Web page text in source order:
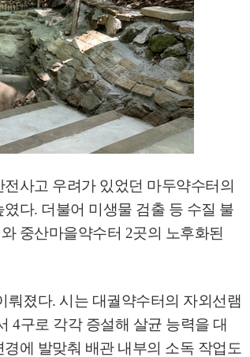
사고 우려가 있었던 마두약수터의
였다. 더불어 미생물 검출 등 수질 불
중산마을약수터 2곳의 노후화된
뤄졌다. 시는 대궐약수터의 자외선램
4구로 각각 증설해 살균 능력을 대
에 발맞춰 배관 내부의 소독 작업도
고양시 폭염특보에 '도로 살수차' 전
면 가동
물향기수목원 무궁화 절정 '50여 품
종 감상'
민경선 시장, 2026 고양시장배 볼링
대회 시구